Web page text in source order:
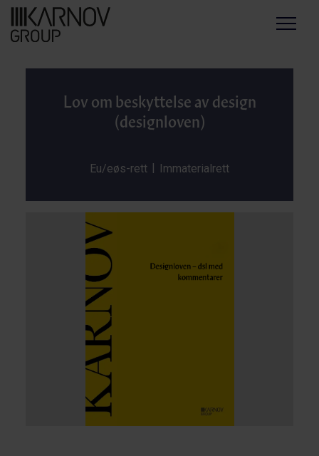
Menu
Lov om beskyttelse av design
(designloven)
|